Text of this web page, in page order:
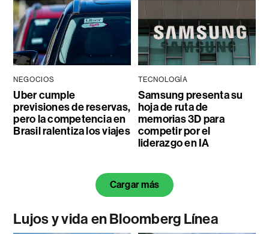
NEGOCIOS
Uber cumple
previsiones de reservas,
pero la competencia en
Brasil ralentiza los viajes
TECNOLOGÍA
Samsung presenta su
hoja de ruta de
memorias 3D para
competir por el
liderazgo en IA
Cargar más
Lujos y vida en Bloomberg Línea